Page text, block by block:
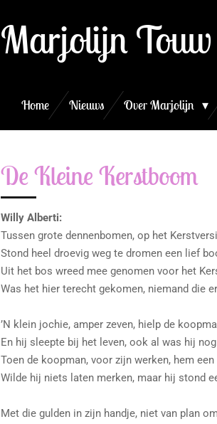
Marjolijn
Home Nieuws Over Marjolijn
De Kleine Kerstboom
Willy Alberti:
Tussen grote dennenbomen, op het
Stond heel droevig weg te dromen een lief
Uit het bos wreed mee genomen voor het
Was het hier terecht gekomen, niemand die
’N klein jochie, amper zeven, hielp de
En hij sleepte bij het leven, ook al was hij
Toen de koopman, voor zijn werken, hem een
Wilde hij niets laten merken, maar hij stond
Met die gulden in zijn handje, niet van plan